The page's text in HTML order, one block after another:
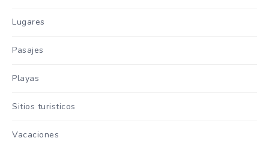
Lugares
Pasajes
Playas
Sitios turisticos
Vacaciones